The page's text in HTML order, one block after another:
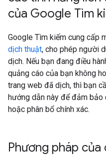
của Google Tìm
Google Tìm kiếm cung cấp
dịch thuật, cho phép người
dịch. Nếu bạn đang điều
quảng cáo của bạn không
trang web đã dịch, thì bạn
hướng dẫn này để đảm bảo
hoặc phân bổ chính xác.
Phương pháp của